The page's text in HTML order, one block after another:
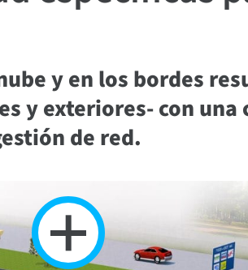
y en los bordes
y exteriores- con una
de red.